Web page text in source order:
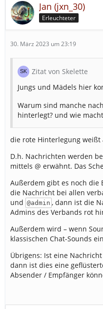
Jan (jxn_30)
Erleuchteter
30. März 2023 um 23:19
Zitat von Skelette
Jungs und Mädels hier
Warum sind manche
hinterlegt? und wie
die rote Hinterlegung
D.h. Nachrichten werden
mittels @ erwähnt. Das
Außerdem gibt es noch die
die Nachricht bei allen
und @admin , dann ist die
Admins des Verbands rot
Außerdem wird – wenn
klassischen Chat-Sounds
Übrigens: Ist eine Nachricht
dann ist dies eine
Absender / Empfänger